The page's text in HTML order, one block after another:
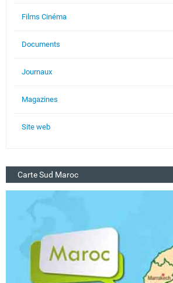
Films Cinéma
Documents
Journaux
Magazines
Site web
Carte Sud Maroc